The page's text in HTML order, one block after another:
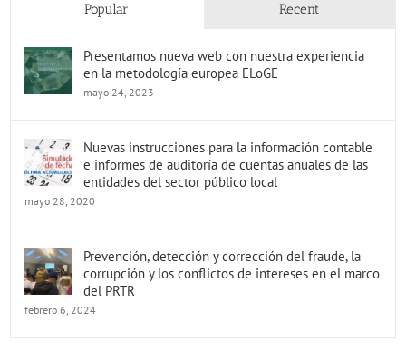
Popular Recent
Presentamos nueva web con nuestra experiencia
en la metodología europea ELoGE
mayo 24, 2023
Nuevas instrucciones para la información contable
e informes de auditoría de cuentas anuales de las
entidades del sector público local
mayo 28, 2020
Prevención, detección y corrección del fraude, la
corrupción y los conflictos de intereses en el marco
del PRTR
febrero 6, 2024